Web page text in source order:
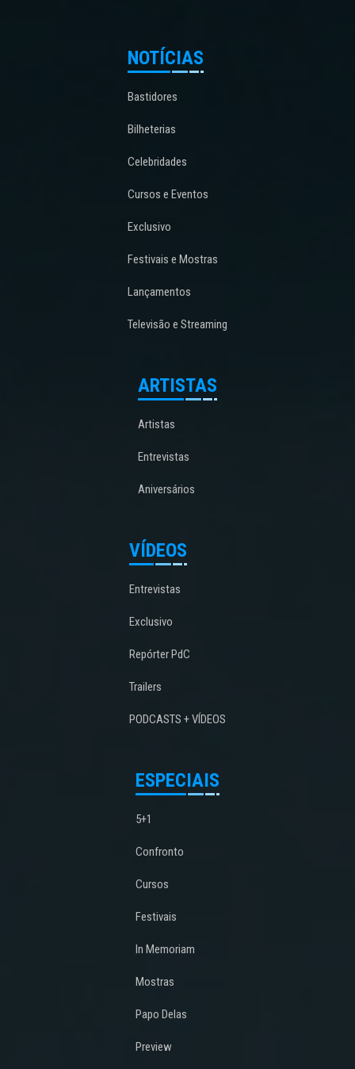
NOTÍCIAS
Bastidores
Bilheterias
Celebridades
Cursos e Eventos
Exclusivo
Festivais e Mostras
Lançamentos
Televisão e Streaming
ARTISTAS
Artistas
Entrevistas
Aniversários
VÍDEOS
Entrevistas
Exclusivo
Repórter PdC
Trailers
PODCASTS + VÍDEOS
ESPECIAIS
5+1
Confronto
Cursos
Festivais
In Memoriam
Mostras
Papo Delas
Preview